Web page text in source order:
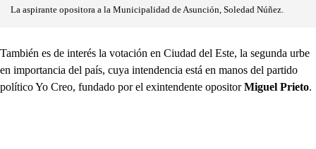
La aspirante opositora a la Municipalidad de Asunción, Soledad Núñez.
También es de interés la votación en Ciudad del Este, la segunda urbe
en importancia del país, cuya intendencia está en manos del partido
político Yo Creo, fundado por el exintendente opositorMiguel Prieto.